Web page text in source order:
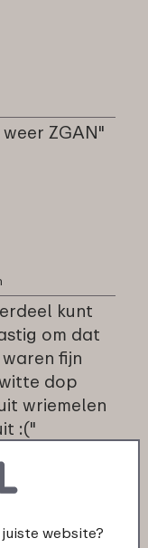
ZGAN"
kunt
om dat
fijn
dop
wriemelen
:("
website?